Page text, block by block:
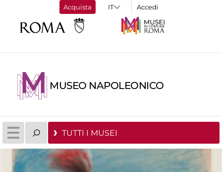
Acquista Accedi
MUSEO NAPOLEONICO
TUTTI I MUSEI